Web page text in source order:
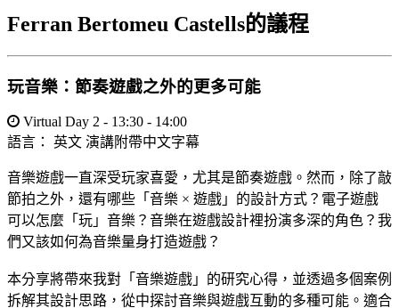
Ferran Bertomeu Castells的議程
玩音樂：節奏遊戲之外的更多可能
Virtual Day 2 - 13:30 - 14:00
語言： 英文 演講附帶中文字幕
音樂遊戲一直深受玩家喜愛，尤其是節奏遊戲。然而，除了敲
節拍之外，還有哪些「音樂 × 遊戲」的設計方式？電子遊戲
可以怎麼「玩」音樂？音樂在遊戲設計裡扮演多深的角色？我
們又該如何為音樂量身打造遊戲？
本分享將帶來我對「音樂遊戲」的研究心得，並透過多個案例
拆解其設計思路，從中探討音樂與遊戲互動的多種可能。適合